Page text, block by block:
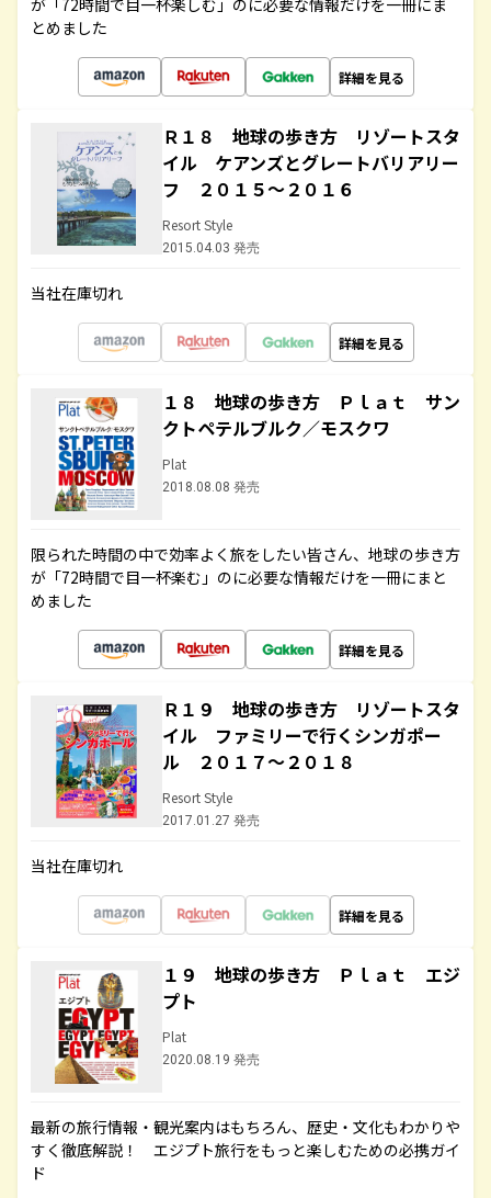
が「72時間で目一杯楽しむ」のに必要な情報だけを一冊にま
とめました
詳細を見る
Ｒ１８ 地球の歩き方 リゾートスタ
イル ケアンズとグレートバリアリー
フ ２０１５～２０１６
Resort Style
2015.04.03 発売
当社在庫切れ
詳細を見る
１８ 地球の歩き方 Ｐｌａｔ サン
クトペテルブルク／モスクワ
Plat
2018.08.08 発売
限られた時間の中で効率よく旅をしたい皆さん、地球の歩き方
が「72時間で目一杯楽む」のに必要な情報だけを一冊にまと
めました
詳細を見る
Ｒ１９ 地球の歩き方 リゾートスタ
イル ファミリーで行くシンガポー
ル ２０１７～２０１８
Resort Style
2017.01.27 発売
当社在庫切れ
詳細を見る
１９ 地球の歩き方 Ｐｌａｔ エジ
プト
Plat
2020.08.19 発売
最新の旅行情報・観光案内はもちろん、歴史・文化もわかりや
すく徹底解説！ エジプト旅行をもっと楽しむための必携ガイ
ド